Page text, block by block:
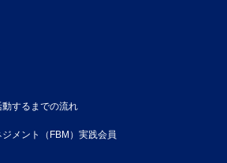
するまでの流れ
メント（FBM）実践会員